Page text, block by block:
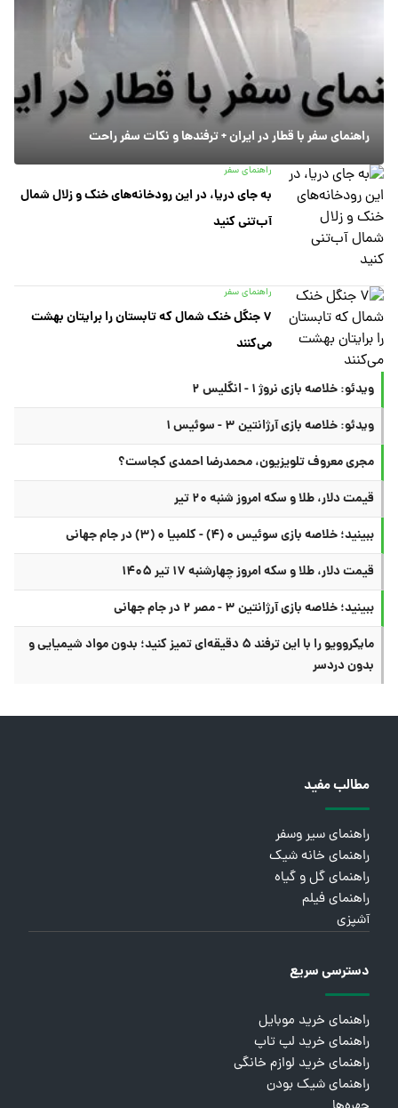
راهنمای سفر با قطار در ایران + ترفندها و نکات سفر راحت
راهنمای سفر
به جای دریا، در این رودخانه‌های خنک و زلال شمال
آب‌تنی کنید
راهنمای سفر
۷ جنگل خنک شمال که تابستان را برایتان بهشت
می‌کنند
ویدئو: خلاصه بازی نروژ ۱ - انگلیس ۲
ویدئو: خلاصه بازی آرژانتین ۳ - سوئیس ۱
مجری معروف تلویزیون، محمدرضا احمدی کجاست؟
قیمت دلار، طلا و سکه امروز شنبه ۲۰ تیر
ببینید؛ خلاصه بازی سوئیس ۰ (۴) - کلمبیا ۰ (۳) در جام جهانی
قیمت دلار، طلا و سکه امروز چهارشنبه ۱۷ تیر ۱۴۰۵
ببینید؛ خلاصه بازی آرژانتین ۳ - مصر ۲ در جام جهانی
مایکروویو را با این ترفند ۵ دقیقه‌ای تمیز کنید؛ بدون مواد شیمیایی و
بدون دردسر
مطالب مفید
راهنمای سیر وسفر
راهنمای خانه شیک
راهنمای گل و گیاه
راهنمای فیلم
آشپزی
دسترسی سریع
راهنمای خرید موبایل
راهنمای خرید لپ تاپ
راهنمای خرید لوازم خانگی
راهنمای شیک بودن